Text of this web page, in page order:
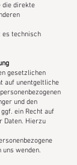
die direkte
es technisch
gesetzlichen
auf unentgeltliche
und den
ein Recht auf
Daten. Hierzu
uns wenden.